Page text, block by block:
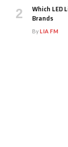
Which LED
Brands
ByLIA FM